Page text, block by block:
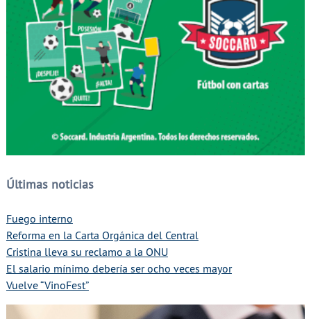
Últimas noticias
Fuego interno
Reforma en la Carta Orgánica del Central
Cristina lleva su reclamo a la ONU
El salario mínimo debería ser ocho veces mayor
Vuelve “VinoFest”